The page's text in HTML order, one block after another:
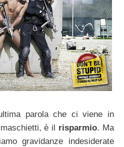
parola che ci viene in
è il risparmio. Ma
gravidanze indesiderate